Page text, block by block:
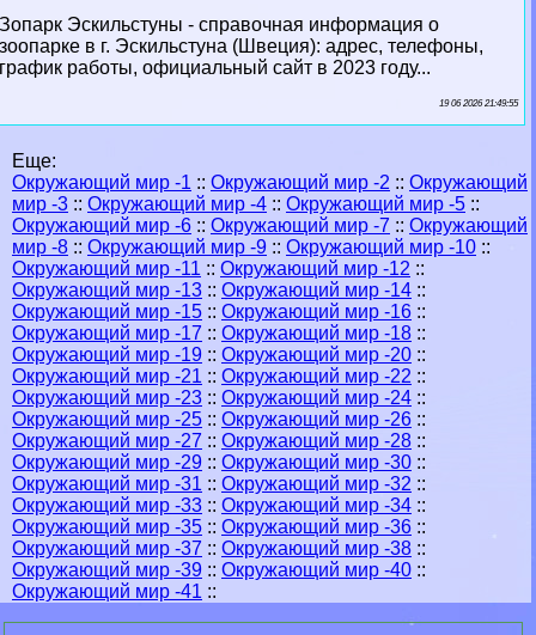
Зопарк Эскильстуны - справочная информация о
зоопарке в г. Эскильстуна (Швеция): адрес, телефоны,
график работы, официальный сайт в 2023 году...
19 06 2026 21:49:55
Еще:
Окружающий мир -1 :: Окружающий мир -2 :: Окружающий
мир -3 :: Окружающий мир -4 :: Окружающий мир -5 ::
Окружающий мир -6 :: Окружающий мир -7 :: Окружающий
мир -8 :: Окружающий мир -9 :: Окружающий мир -10 ::
Окружающий мир -11 :: Окружающий мир -12 ::
Окружающий мир -13 :: Окружающий мир -14 ::
Окружающий мир -15 :: Окружающий мир -16 ::
Окружающий мир -17 :: Окружающий мир -18 ::
Окружающий мир -19 :: Окружающий мир -20 ::
Окружающий мир -21 :: Окружающий мир -22 ::
Окружающий мир -23 :: Окружающий мир -24 ::
Окружающий мир -25 :: Окружающий мир -26 ::
Окружающий мир -27 :: Окружающий мир -28 ::
Окружающий мир -29 :: Окружающий мир -30 ::
Окружающий мир -31 :: Окружающий мир -32 ::
Окружающий мир -33 :: Окружающий мир -34 ::
Окружающий мир -35 :: Окружающий мир -36 ::
Окружающий мир -37 :: Окружающий мир -38 ::
Окружающий мир -39 :: Окружающий мир -40 ::
Окружающий мир -41 ::